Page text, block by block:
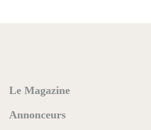
Le Magazine
Annonceurs